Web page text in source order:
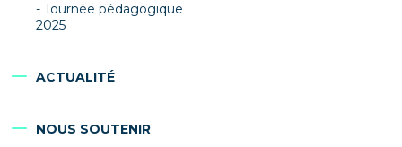
Tournée pédagogique
2025
ACTUALITÉ
NOUS SOUTENIR